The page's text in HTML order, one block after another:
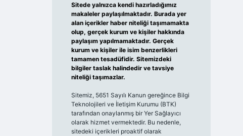
Sitede yalnızca kendi hazırladığımız
makaleler paylaşılmaktadır. Burada yer
alan içerikler haber niteliği taşımamakta
olup, gerçek kurum ve kişiler hakkında
paylaşım yapılmamaktadır. Gerçek
kurum ve kişiler ile isim benzerlikleri
tamamen tesadüfidir. Sitemizdeki
bilgiler taslak halindedir ve tavsiye
niteliği taşımazlar.
Sitemiz, 5651 Sayılı Kanun gereğince Bilgi
Teknolojileri ve İletişim Kurumu (BTK)
tarafından onaylanmış bir Yer Sağlayıcı
olarak hizmet vermektedir. Bu nedenle,
sitedeki içerikleri proaktif olarak